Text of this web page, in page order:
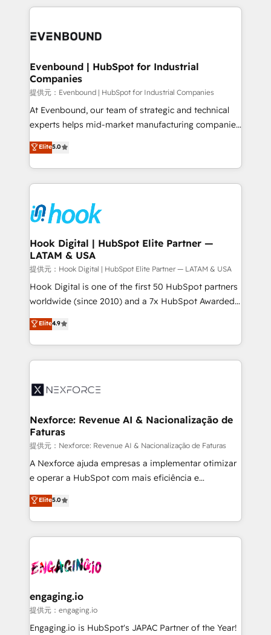
to accompany companies on their digital
to help you keep winning. What We Do ⚙️ CRM
Data & Content 📈 Sales & Marketing Alignment +
Agent Creation 🔄 Custom Integrations & Data
Migration Why 1406 We become part of your team.
Your team learns while we build. We fix what others
broke. Built for mid-market reality—practical
solutions that work with your actual headcount and
HubSpot partners 🔄 Top 5% globally in client
retention 📅 8+ years of consistent results since 2017
move beyond spreadsheets into unified systems
that drive real business results.
Evenbound | HubSpot for Industrial
Companies
提供元：Evenbound | HubSpot for Industrial Companies
At Evenbound, our team of strategic and technical
experts helps mid-market manufacturing companies
achieve real growth. We specialize in delivering
tailored solutions that drive results by leveraging
HubSpot’s platform and data to fuel success.
Technical Solutions: - HubSpot Technical Consulting -
Onboarding - Data Migration & Integrations -
Technical Audit & Optimization Strategic Solutions: -
Revenue Operations - Inbound Marketing -
Outbound Marketing - HubSpot CMS Website
Design & Development We empower our clients to
reach their full potential by providing transparent,
relationship-driven support. With over 300 HubSpot
technical know-how and strategic guidance you
need to succeed.
Elite5.0
Hook Digital | HubSpot Elite Partner —
LATAM & USA
提供元：Hook Digital | HubSpot Elite Partner — LATAM & USA
Hook Digital is one of the first 50 HubSpot partners
worldwide (since 2010) and a 7x HubSpot Awarded
Elite Partner. With 500+ projects across the U.S.,
Brazil, and LATAM, we combine global expertise with
regional experience. Today, we are Brazil’s largest
HubSpot Elite Partner—trusted by companies across
Implementation & Migration Onboarding across all
Station, Freshdesk, Intercom, and more. Custom
objects, automations, and integrations built for
growth. 🚀 AI-Driven GTM Orchestration Unify
HubSpot with LinkedIn, WhatsApp, email, paid
media, and AI voice to drive pipeline. 🤖 AI Custom
prospecting, follow-ups, service triage, and
knowledge retrieval—built in HubSpot. ⚡ Fast-Track
advanced optimization & adoption 📍 São Paulo, BR
• Des Moines, IA • New York, NY
Elite4.9
Nexforce: Revenue AI & Nacionalização de
Faturas
提供元：Nexforce: Revenue AI & Nacionalização de Faturas
A Nexforce ajuda empresas a implementar otimizar
e operar a HubSpot com mais eficiência e
previsibilidade de receita. Combinamos Revenue
Operations (RevOps) e Inteligência Artificial para
estruturar processos integrar sistemas organizar
dados e automatizar operações. O objetivo é
operacional de receita conectando equipes
Também somos distribuidores oficiais da HubSpot
e de mais de 150 softwares globais permitindo
contratar e pagar a HubSpot em reais com nota
Elite5.0
engaging.io
提供元：engaging.io
Engaging.io is HubSpot's JAPAC Partner of the Year!